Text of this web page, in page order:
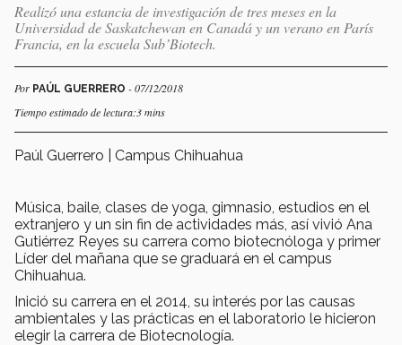
Realizó una estancia de investigación de tres meses en la
Universidad de Saskatchewan en Canadá y un verano en París
Francia, en la escuela Sub’Biotech.
Por PAÚL GUERRERO - 07/12/2018
Tiempo estimado de lectura:3 mins
Paúl Guerrero | Campus Chihuahua
Música, baile, clases de yoga, gimnasio, estudios en el
extranjero y un sin fin de actividades más, así vivió Ana
Gutiérrez Reyes su carrera como biotecnóloga y primer
Líder del mañana que se graduará en el campus
Chihuahua.
Inició su carrera en el 2014, su interés por las causas
ambientales y las prácticas en el laboratorio le hicieron
elegir la carrera de Biotecnología.